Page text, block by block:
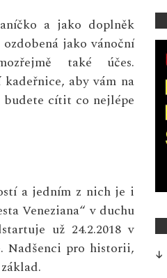
a jako doplněk
jako vánoční
také účes.
kadeřnice, aby vám na
budete cítit co nejlépe
a jedním z nich je i
Veneziana“ v duchu
už 24.2.2018 v
Nadšenci pro historii,
↓